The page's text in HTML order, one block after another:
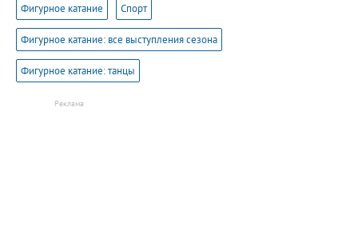
Фигурное катание Спорт
Фигурное катание: все выступления сезона
Фигурное катание: танцы